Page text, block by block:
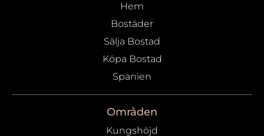
Hem
Bostäder
Sälja Bostad
Köpa Bostad
Spanien
Områden
Kungshöjd